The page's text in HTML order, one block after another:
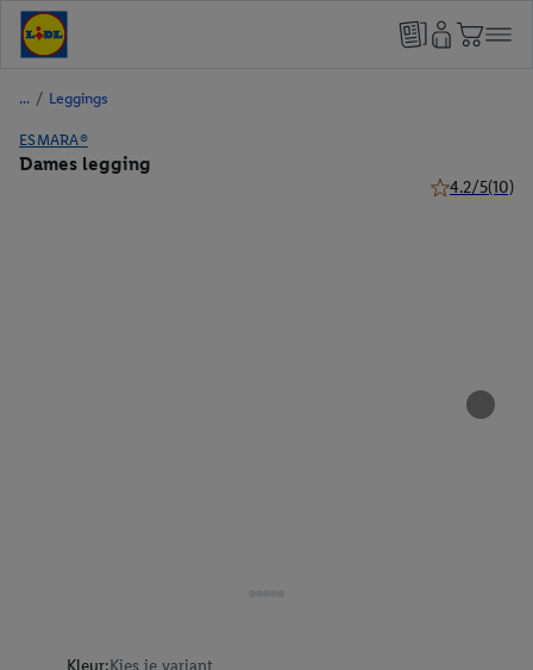
/ Leggings
ESMARA®
Dames legging
4.2/5(10)
Kleur:Kies je variant